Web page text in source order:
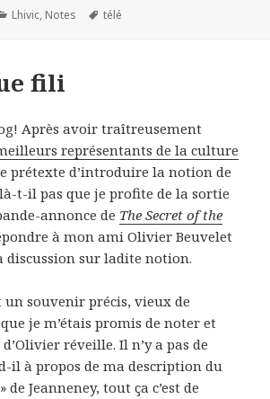
Catégories
Lhivic, Notes
Mots-
télé
fili
Après avoir traîtreusement
représentants de la culture
prétexte d’introduire la notion de
t-il pas que je profite de la sortie
annonce de The Secret of the
à mon ami Olivier Beuvelet
discussion sur ladite notion.
un souvenir précis, vieux de
je m’étais promis de noter et
réveille. Il n’y a pas de
il à propos de ma description du
de Jeanneney, tout ça c’est de